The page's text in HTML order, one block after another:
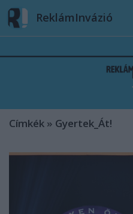
ReklámInvázió
Címkék » Gyertek_Át!